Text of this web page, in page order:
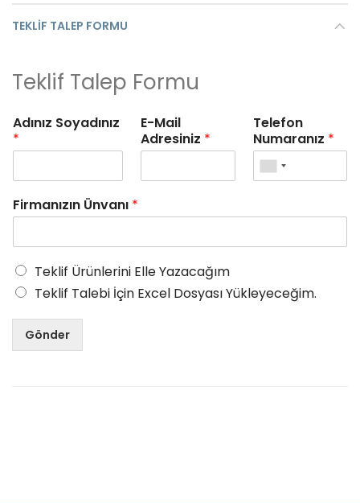
TEKLIF TALEP FORMU
Teklif Talep Formu
Adınız Soyadınız
*
E-Mail
Adresiniz *
Telefon
Numaranız *
Firmanızın Ünvanı *
Teklif Ürünlerini Elle Yazacağım
Teklif Talebi İçin Excel Dosyası Yükleyeceğim.
Gönder